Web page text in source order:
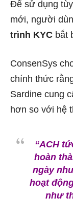
Để sử dụng
mới, người
trình KYC bắt
ConsenSys
chính thức
Sardine cung
hơn so với hệ
“ACH
hoàn
ngày
hoạt
như